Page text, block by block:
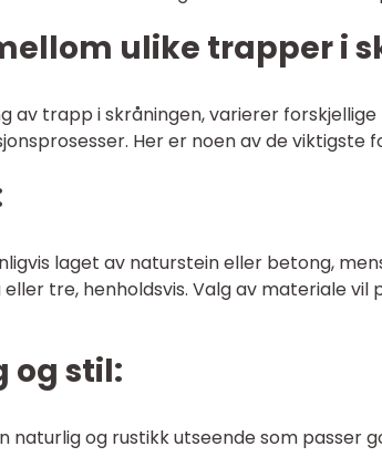
ulike trapper i
av trapp i skråningen, varierer
Her er noen av de viktigste
laget av naturstein eller betong,
tre, henholdsvis. Valg av materiale vil
og stil:
naturlig og rustikk utseende som passer